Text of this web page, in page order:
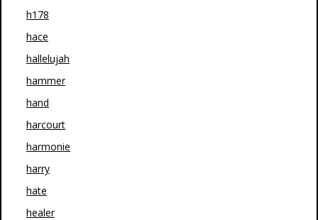
h178
hace
hallelujah
hammer
hand
harcourt
harmonie
harry
hate
healer